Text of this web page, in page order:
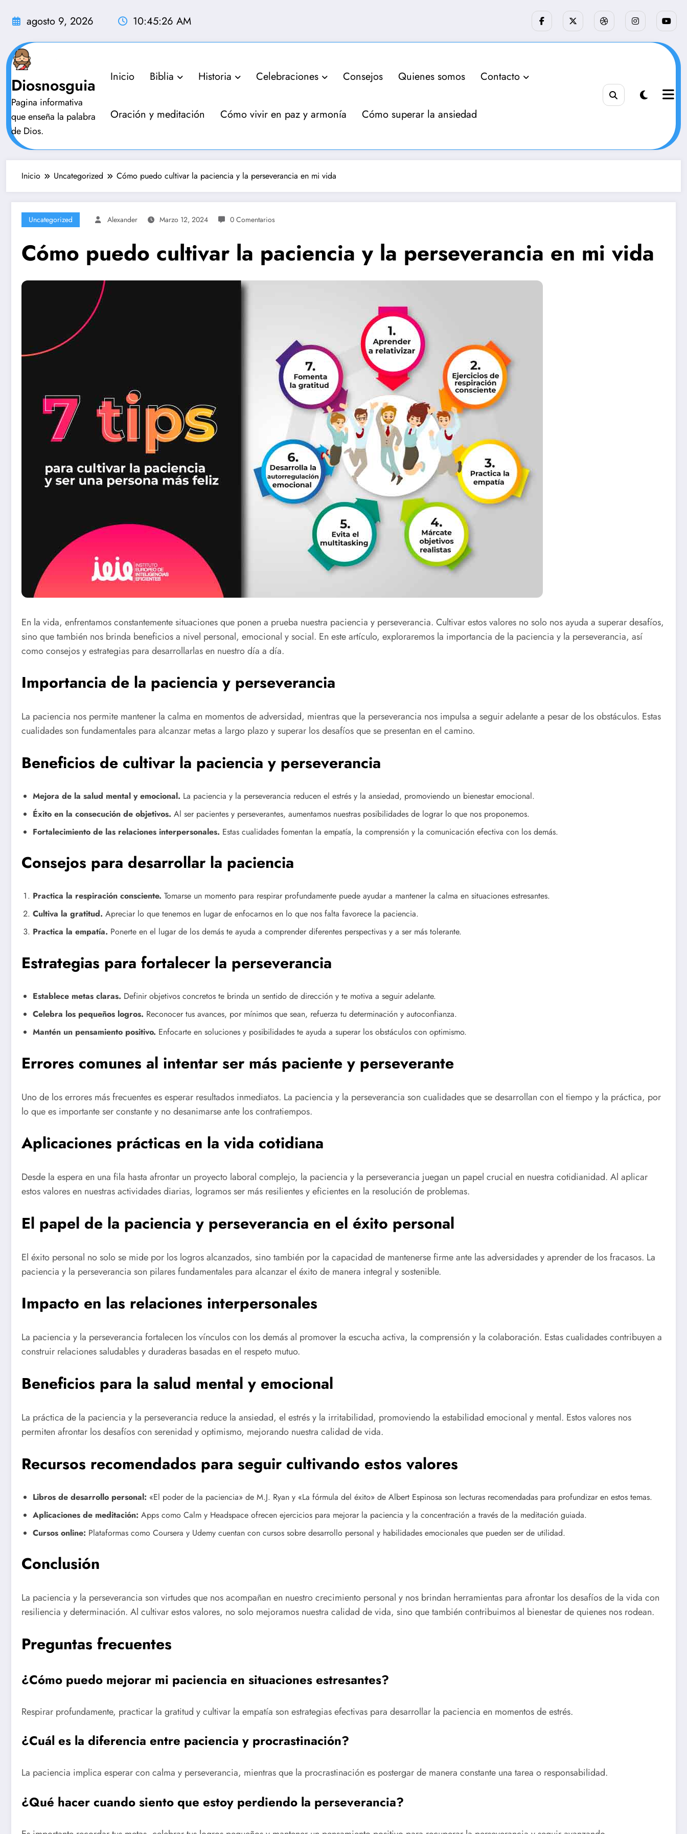
agosto 9, 2026 10:45:27 AM
Diosnosguia
Pagina informativa
que enseña la palabra
de Dios.
Inicio Biblia Historia Celebraciones Consejos Quienes somos Contacto
Oración y meditación Cómo vivir en paz y armonía Cómo superar la ansiedad
Inicio Uncategorized Cómo puedo cultivar la paciencia y la perseverancia en mi vida
Uncategorized Alexander Marzo 12, 2024 0 Comentarios
Cómo puedo cultivar la paciencia y la perseverancia en mi vida
En la vida, enfrentamos constantemente situaciones que ponen a prueba nuestra paciencia y perseverancia. Cultivar estos valores no solo nos ayuda a superar desafíos,
sino que también nos brinda beneficios a nivel personal, emocional y social. En este artículo, exploraremos la importancia de la paciencia y la perseverancia, así
como consejos y estrategias para desarrollarlas en nuestro día a día.
Importancia de la paciencia y perseverancia
La paciencia nos permite mantener la calma en momentos de adversidad, mientras que la perseverancia nos impulsa a seguir adelante a pesar de los obstáculos. Estas
cualidades son fundamentales para alcanzar metas a largo plazo y superar los desafíos que se presentan en el camino.
Beneficios de cultivar la paciencia y perseverancia
Mejora de la salud mental y emocional. La paciencia y la perseverancia reducen el estrés y la ansiedad, promoviendo un bienestar emocional.
Éxito en la consecución de objetivos. Al ser pacientes y perseverantes, aumentamos nuestras posibilidades de lograr lo que nos proponemos.
Fortalecimiento de las relaciones interpersonales. Estas cualidades fomentan la empatía, la comprensión y la comunicación efectiva con los demás.
Consejos para desarrollar la paciencia
Practica la respiración consciente. Tomarse un momento para respirar profundamente puede ayudar a mantener la calma en situaciones estresantes.
Cultiva la gratitud. Apreciar lo que tenemos en lugar de enfocarnos en lo que nos falta favorece la paciencia.
Practica la empatía. Ponerte en el lugar de los demás te ayuda a comprender diferentes perspectivas y a ser más tolerante.
Estrategias para fortalecer la perseverancia
Establece metas claras. Definir objetivos concretos te brinda un sentido de dirección y te motiva a seguir adelante.
Celebra los pequeños logros. Reconocer tus avances, por mínimos que sean, refuerza tu determinación y autoconfianza.
Mantén un pensamiento positivo. Enfocarte en soluciones y posibilidades te ayuda a superar los obstáculos con optimismo.
Errores comunes al intentar ser más paciente y perseverante
Uno de los errores más frecuentes es esperar resultados inmediatos. La paciencia y la perseverancia son cualidades que se desarrollan con el tiempo y la práctica, por
lo que es importante ser constante y no desanimarse ante los contratiempos.
Aplicaciones prácticas en la vida cotidiana
Desde la espera en una fila hasta afrontar un proyecto laboral complejo, la paciencia y la perseverancia juegan un papel crucial en nuestra cotidianidad. Al aplicar
estos valores en nuestras actividades diarias, logramos ser más resilientes y eficientes en la resolución de problemas.
El papel de la paciencia y perseverancia en el éxito personal
El éxito personal no solo se mide por los logros alcanzados, sino también por la capacidad de mantenerse firme ante las adversidades y aprender de los fracasos. La
paciencia y la perseverancia son pilares fundamentales para alcanzar el éxito de manera integral y sostenible.
Impacto en las relaciones interpersonales
La paciencia y la perseverancia fortalecen los vínculos con los demás al promover la escucha activa, la comprensión y la colaboración. Estas cualidades contribuyen a
construir relaciones saludables y duraderas basadas en el respeto mutuo.
Beneficios para la salud mental y emocional
La práctica de la paciencia y la perseverancia reduce la ansiedad, el estrés y la irritabilidad, promoviendo la estabilidad emocional y mental. Estos valores nos
permiten afrontar los desafíos con serenidad y optimismo, mejorando nuestra calidad de vida.
Recursos recomendados para seguir cultivando estos valores
Libros de desarrollo personal: «El poder de la paciencia» de M.J. Ryan y «La fórmula del éxito» de Albert Espinosa son lecturas recomendadas para profundizar en estos temas.
Aplicaciones de meditación: Apps como Calm y Headspace ofrecen ejercicios para mejorar la paciencia y la concentración a través de la meditación guiada.
Cursos online: Plataformas como Coursera y Udemy cuentan con cursos sobre desarrollo personal y habilidades emocionales que pueden ser de utilidad.
Conclusión
La paciencia y la perseverancia son virtudes que nos acompañan en nuestro crecimiento personal y nos brindan herramientas para afrontar los desafíos de la vida con
resiliencia y determinación. Al cultivar estos valores, no solo mejoramos nuestra calidad de vida, sino que también contribuimos al bienestar de quienes nos rodean.
Preguntas frecuentes
¿Cómo puedo mejorar mi paciencia en situaciones estresantes?
Respirar profundamente, practicar la gratitud y cultivar la empatía son estrategias efectivas para desarrollar la paciencia en momentos de estrés.
¿Cuál es la diferencia entre paciencia y procrastinación?
La paciencia implica esperar con calma y perseverancia, mientras que la procrastinación es postergar de manera constante una tarea o responsabilidad.
¿Qué hacer cuando siento que estoy perdiendo la perseverancia?